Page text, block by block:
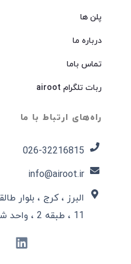
پلن ها
درباره ما
تماس باما
ربات تلگرام airoot
راه‌های ارتباط با ما
026-32216815​
info@airoot.ir
البرز ، کرج ، بلوار
11 ، طبقه 2 ، واحد شرقی